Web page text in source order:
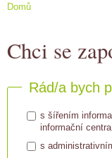
Domů
Chci se
Rád/a bych
s šířením
informační
s